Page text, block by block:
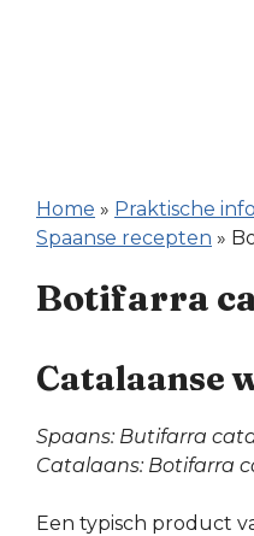
Home » Praktische
Spaanse recepten »
Botifarra
Catalaanse
Spaans: Butifarra
Catalaans: Botifarra
Een typisch product